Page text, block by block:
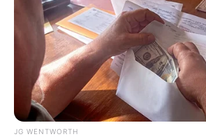
And They Did Show This In
BRAINBERRIES
JG WENTWORTH